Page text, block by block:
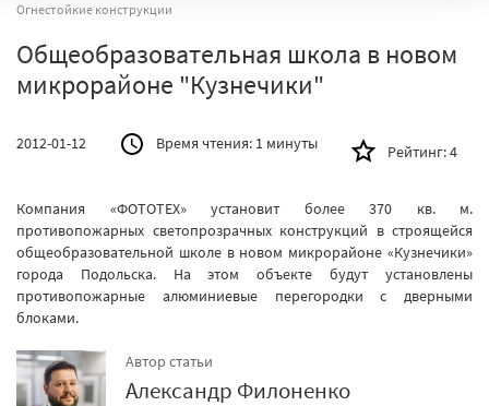
Огнестойкие конструкции
Общеобразовательная школа в новом
микрорайоне "Кузнечики"
2012-01-12 Время чтения: 1 минуты Рейтинг:4
Компания «ФОТОТЕХ» установит более 370 кв. м.
противопожарных светопрозрачных конструкций в строящейся
общеобразовательной школе в новом микрорайоне «Кузнечики»
города Подольска. На этом объекте будут установлены
противопожарные алюминиевые перегородки с дверными
блоками.
Автор статьи
Александр Филоненко